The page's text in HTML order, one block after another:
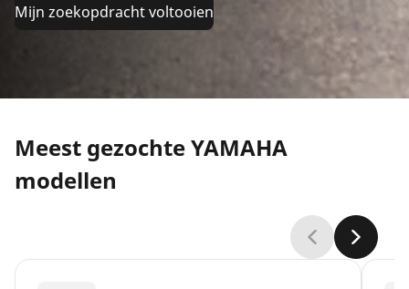
Mijn zoekopdracht voltooien
Meest gezochte YAMAHA
modellen